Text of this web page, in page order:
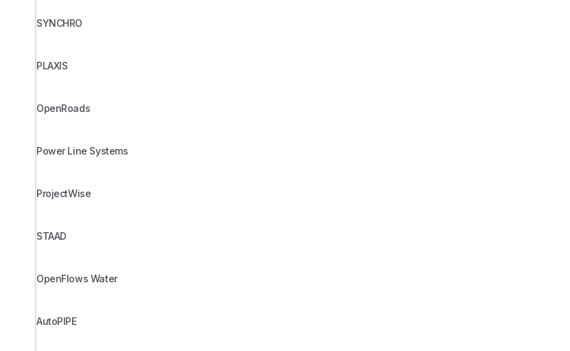
SYNCHRO
PLAXIS
OpenRoads
Power Line Systems
ProjectWise
STAAD
OpenFlows Water
AutoPIPE